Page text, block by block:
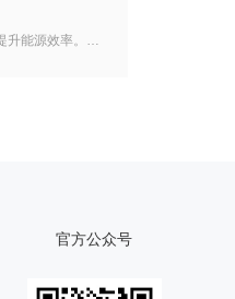
在全球碳中和目标的推动下，企业纷纷寻求对IT系统的绿色改造，以减少碳足迹，提升能源效率。在此背景下，连用科技适时推出了一款专为实现绿色环保、节能降耗而设计的文件云归档方案。该方案凭借其独特的技术特色与显著的经济效益，为企业数据存储管理提供了兼顾环保与成本效益的理想路径
官方公众号